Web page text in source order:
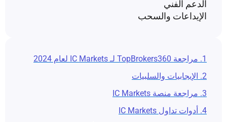
الدعم الفني
الإيداعات والسحب
1. مراجعة TopBrokers360 لـ IC Markets لعام 2024
2. الإيجابيات والسلبيات
3. مراجعة منصة IC Markets
4. أدوات تداول IC Markets